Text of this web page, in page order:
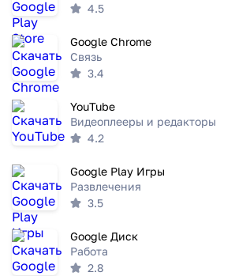
4.5
Google Chrome
Связь
3.4
YouTube
Видеоплееры и редакторы
4.2
Google Play Игры
Развлечения
3.5
Google Диск
Работа
2.8